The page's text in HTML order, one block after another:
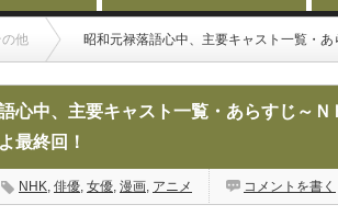
の他 昭和元禄落語心中、主要キャスト一覧・
心中、主要キャスト一覧・あらすじ～
最終回！
NHK, 俳優, 女優, 漫画, アニメ コメントを書く